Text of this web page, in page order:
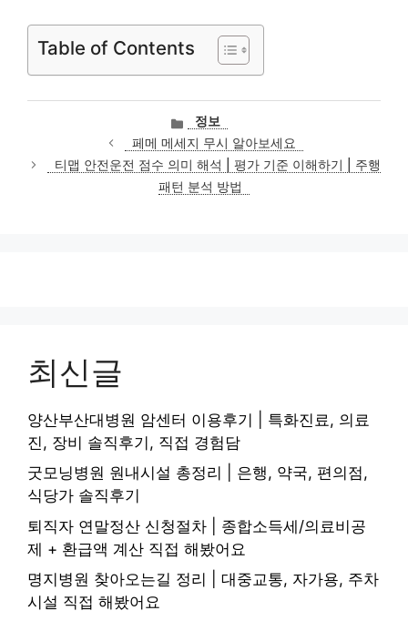
Table of Contents
카
테
고
리
정보
페메 메세지 무시 알아보세요
티맵 안전운전 점수 의미 해석 | 평가 기준 이해하기 | 주행
패턴 분석 방법
최신글
양산부산대병원 암센터 이용후기 | 특화진료, 의료
진, 장비 솔직후기, 직접 경험담
굿모닝병원 원내시설 총정리 | 은행, 약국, 편의점,
식당가 솔직후기
퇴직자 연말정산 신청절차 | 종합소득세/의료비공
제 + 환급액 계산 직접 해봤어요
명지병원 찾아오는길 정리 | 대중교통, 자가용, 주차
시설 직접 해봤어요